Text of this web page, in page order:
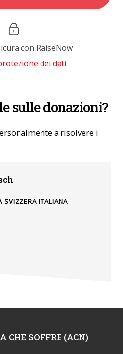
con RaiseNow
dei dati
sulle donazioni?
a risolvere i
SVIZZERA ITALIANA
CHE SOFFRE (ACN)